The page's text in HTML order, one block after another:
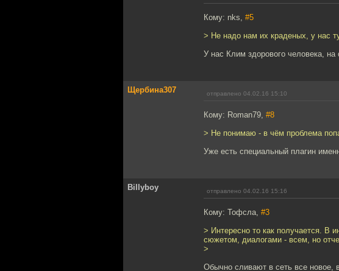
Кому: nks, #5
> Не надо нам их краденых, у нас
У нас Клим здорового человека,
Щербина307 отправлено 04.02.16 15:10
Кому: Roman79, #8
> Не понимаю - в чём проблема
Уже есть специальный плагин
Billyboy отправлено 04.02.16 15:16
Кому: Тофсла, #3
> Интересно то как получается. В
сюжетом, диалогами - всем, но
>
Обычно сливают в сеть все новое,